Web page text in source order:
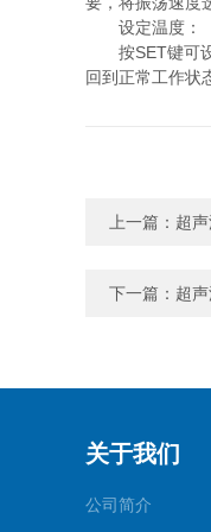
设定温度：
按SET键可设
回到正常工作状
上一篇： 超
下一篇： 超
关于我们
公司简介